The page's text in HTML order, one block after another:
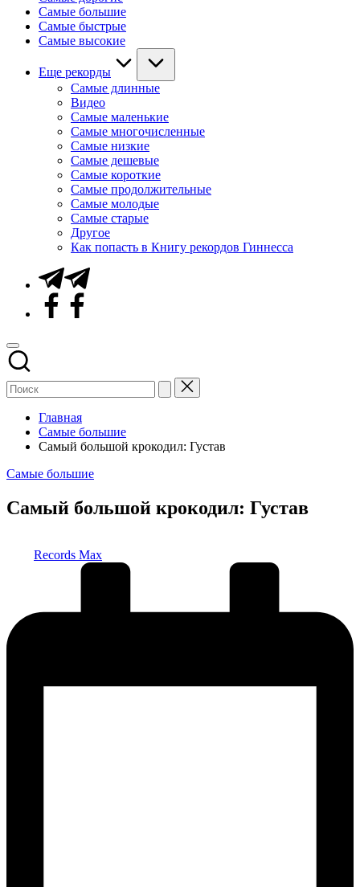
Самые большие
Самые быстрые
Самые высокие
Еще рекорды
Самые длинные
Видео
Самые маленькие
Самые многочисленные
Самые низкие
Самые дешевые
Самые короткие
Самые продолжительные
Самые молодые
Самые старые
Другое
Как попасть в Книгу рекордов Гиннесса
Telegram
Facebook
Главная
Самые большие
Самый большой крокодил: Густав
Опубликовано
Самые большие
Самый большой крокодил: Густав
Records Max